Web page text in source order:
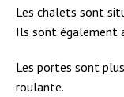
Les chalets sont
Ils sont également
Les portes sont
roulante.